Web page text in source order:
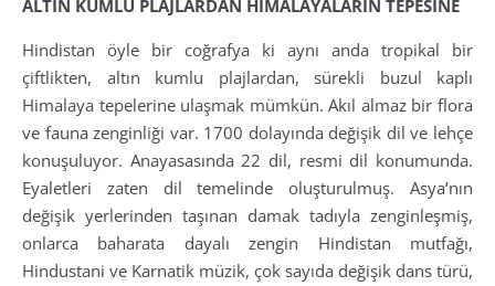
ALTIN KUMLU PLAJLARDAN HİMALAYALARIN TEPESİNE
Hindistan öyle bir coğrafya ki aynı anda tropikal bir
çiftlikten, altın kumlu plajlardan, sürekli buzul kaplı
Himalaya tepelerine ulaşmak mümkün. Akıl almaz bir flora
ve fauna zenginliği var. 1700 dolayında değişik dil ve lehçe
konuşuluyor. Anayasasında 22 dil, resmi dil konumunda.
Eyaletleri zaten dil temelinde oluşturulmuş. Asya’nın
değişik yerlerinden taşınan damak tadıyla zenginleşmiş,
onlarca baharata dayalı zengin Hindistan mutfağı,
Hindustani ve Karnatik müzik, çok sayıda değişik dans türü,